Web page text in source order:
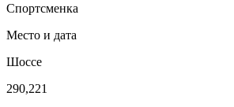
Спортсменка
Место и дата
Шоссе
290,221